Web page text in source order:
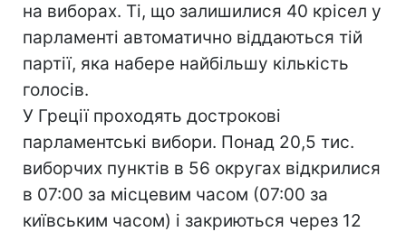
на виборах. Ті, що залишилися 40 крісел у
парламенті автоматично віддаються тій
партії, яка набере найбільшу кількість
голосів.
У Греції проходять дострокові
парламентські вибори. Понад 20,5 тис.
виборчих пунктів в 56 округах відкрилися
в 07:00 за місцевим часом (07:00 за
київським часом) і закриються через 12